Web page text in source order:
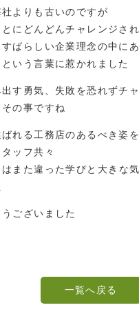
よりも古いのですが
にどんどんチャレンジさ
ばらしい企業理念の中に
という言葉に惹かれました
す勇気、失敗を恐れずチ
の事ですね
れる工務店のあるべき姿を
ッフ共々
また違った学びと大きな
ございました
一覧へ戻る